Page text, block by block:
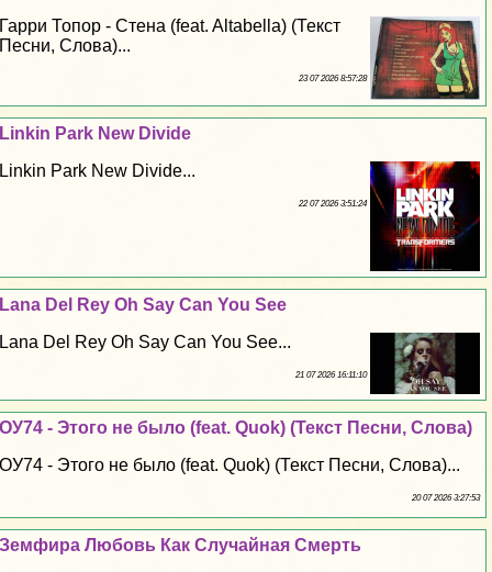
Гарри Топор - Стена (feat. Altabella) (Текст
Песни, Слова)...
23 07 2026 8:57:28
Linkin Park New Divide
Linkin Park New Divide...
22 07 2026 3:51:24
Lana Del Rey Oh Say Can You See
Lana Del Rey Oh Say Can You See...
21 07 2026 16:11:10
ОУ74 - Этого не было (feat. Quok) (Текст Песни, Слова)
ОУ74 - Этого не было (feat. Quok) (Текст Песни, Слова)...
20 07 2026 3:27:53
Земфира Любовь Как Случайная Cмepть